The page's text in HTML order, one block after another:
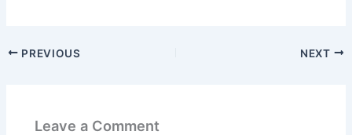
PREVIOUS NEXT
Leave a Comment